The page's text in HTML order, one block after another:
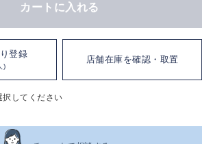
カートに入れる
登録
)
店舗在庫を確認・取置
してください